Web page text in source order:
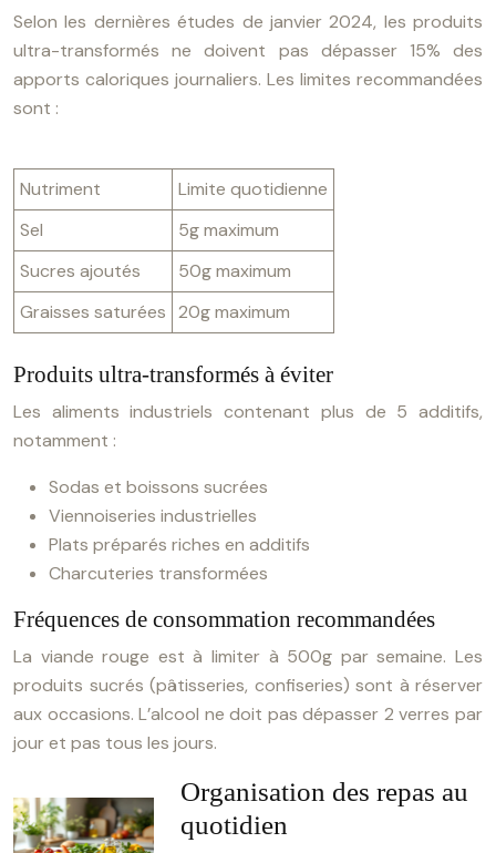
Selon les dernières études de janvier 2024, les produits
ultra-transformés ne doivent pas dépasser 15% des
apports caloriques journaliers. Les limites recommandées
sont :
Nutriment
Limite quotidienne
Sel
5g maximum
Sucres ajoutés
50g maximum
Graisses saturées 20g maximum
Produits ultra-transformés à éviter
Les aliments industriels contenant plus de 5 additifs,
notamment :
Sodas et boissons sucrées
Viennoiseries industrielles
Plats préparés riches en additifs
Charcuteries transformées
Fréquences de consommation recommandées
La viande rouge est à limiter à 500g par semaine. Les
produits sucrés (pâtisseries, confiseries) sont à réserver
aux occasions. L’alcool ne doit pas dépasser 2 verres par
jour et pas tous les jours.
Organisation des repas au
quotidien